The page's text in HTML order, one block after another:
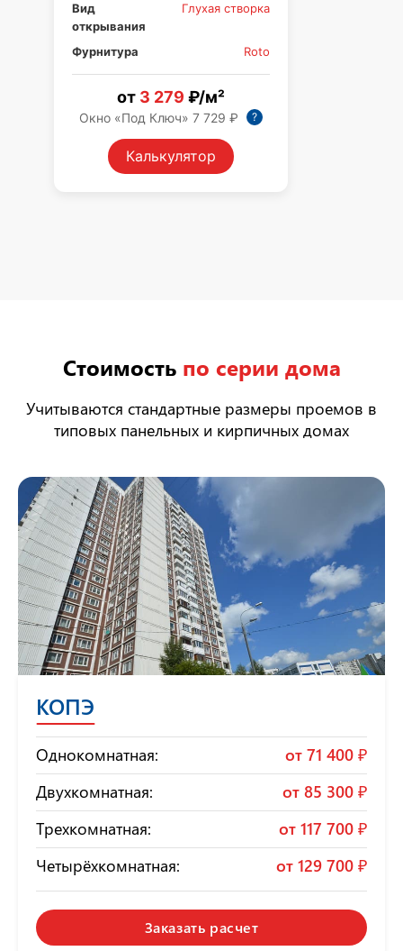
Вид
открывания
Глухая створка
Фурнитура Roto
от 3 279 ₽/м²
Окно «Под Ключ» 7 729 ₽ ?
Калькулятор
Стоимостьпо серии дома
Учитываются стандартные размеры проемов в
типовых панельных и кирпичных домах
КОПЭ
Однокомнатная: от 71 400 ₽
Двухкомнатная:
от 85 300 ₽
Трехкомнатная:
от 117 700 ₽
Четырёхкомнатная:
от 129 700 ₽
Заказать расчет